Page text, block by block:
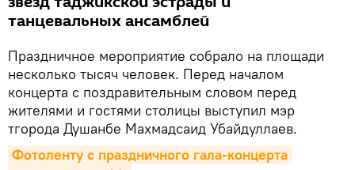
танцевальных ансамблей
Праздничное мероприятие собрало на площади
несколько тысяч человек. Перед началом
концерта с поздравительным словом перед
жителями и гостями столицы выступил мэр
тгорода Душанбе Махмадсаид Убайдуллаев.
Фотоленту с праздничного гала-концерта